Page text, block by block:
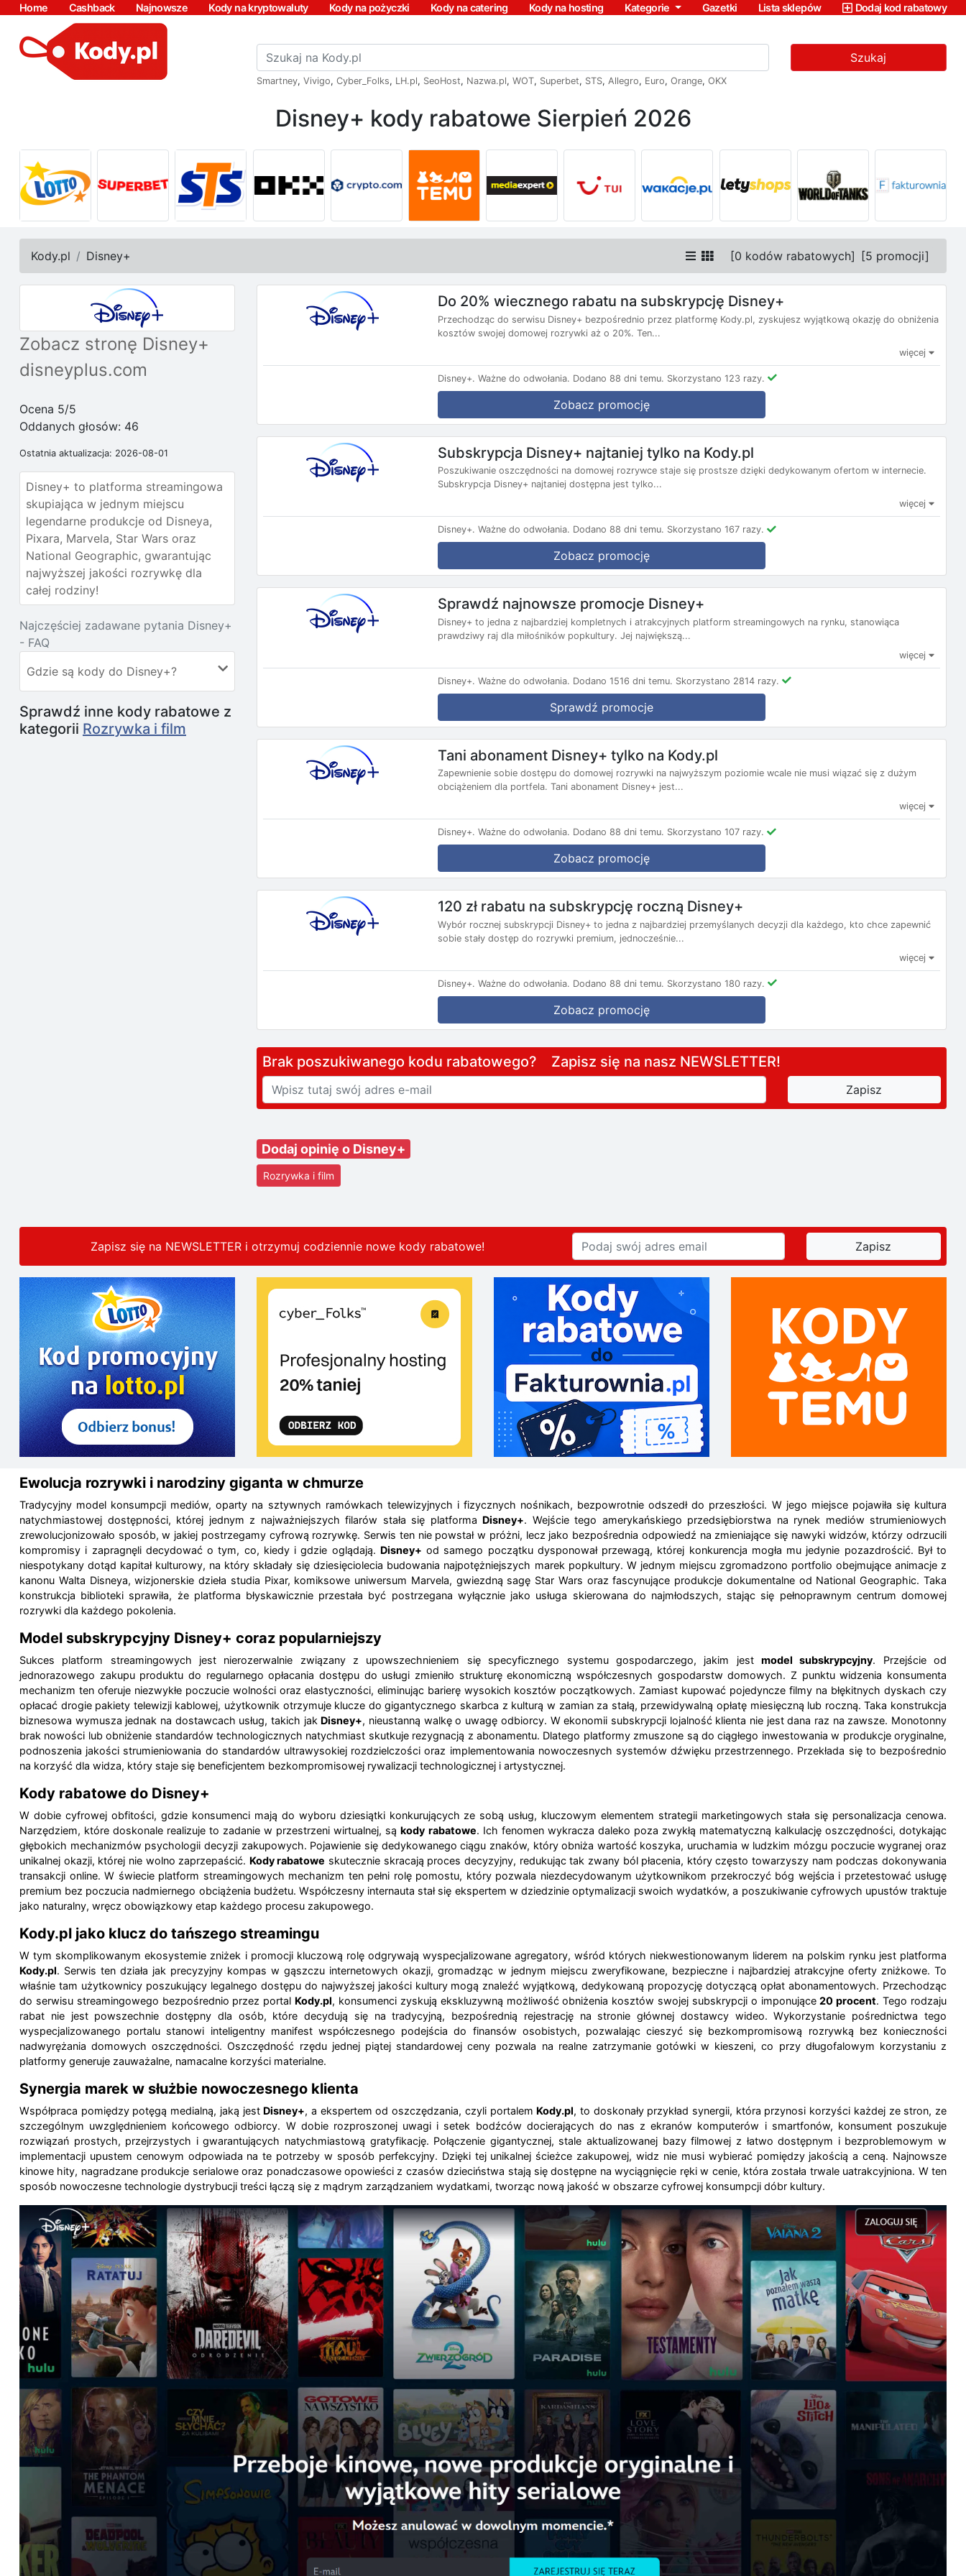
Home Cashback Najnowsze Kody na kryptowaluty Kody na pożyczki Kody na catering Kody na hosting Kategorie Gazetki Lista sklepów Dodaj kod rabatowy
Szukaj
Smartney, Vivigo, Cyber_Folks, LH.pl, SeoHost, Nazwa.pl, WOT, Superbet, STS, Allegro, Euro, Orange, OKX
Disney+ kody rabatowe Sierpień 2026
Kody.pl Disney+ [0 kodów rabatowych] [5 promocji]
Zobacz stronę Disney+
disneyplus.com
Ocena 5/5
Oddanych głosów: 46
Ostatnia aktualizacja: 2026-08-01
Disney+ to platforma streamingowa
skupiająca w jednym miejscu
legendarne produkcje od Disneya,
Pixara, Marvela, Star Wars oraz
National Geographic, gwarantując
najwyższej jakości rozrywkę dla
całej rodziny!
Najczęściej zadawane pytania Disney+
- FAQ
Gdzie są kody do Disney+?
Sprawdź inne kody rabatowe z
kategorii Rozrywka i film
Do 20% wiecznego rabatu na subskrypcję Disney+
Przechodząc do serwisu Disney+ bezpośrednio przez platformę Kody.pl, zyskujesz wyjątkową okazję do obniżenia
kosztów swojej domowej rozrywki aż o 20%. Ten...
więcej
Disney+. Ważne do odwołania. Dodano 88 dni temu. Skorzystano 123 razy.
Zobacz promocję
Subskrypcja Disney+ najtaniej tylko na Kody.pl
Poszukiwanie oszczędności na domowej rozrywce staje się prostsze dzięki dedykowanym ofertom w internecie.
Subskrypcja Disney+ najtaniej dostępna jest tylko...
więcej
Disney+. Ważne do odwołania. Dodano 88 dni temu. Skorzystano 167 razy.
Zobacz promocję
Sprawdź najnowsze promocje Disney+
Disney+ to jedna z najbardziej kompletnych i atrakcyjnych platform streamingowych na rynku, stanowiąca
prawdziwy raj dla miłośników popkultury. Jej największą...
więcej
Disney+. Ważne do odwołania. Dodano 1516 dni temu. Skorzystano 2814 razy.
Sprawdź promocje
Tani abonament Disney+ tylko na Kody.pl
Zapewnienie sobie dostępu do domowej rozrywki na najwyższym poziomie wcale nie musi wiązać się z dużym
obciążeniem dla portfela. Tani abonament Disney+ jest...
więcej
Disney+. Ważne do odwołania. Dodano 88 dni temu. Skorzystano 107 razy.
Zobacz promocję
120 zł rabatu na subskrypcję roczną Disney+
Wybór rocznej subskrypcji Disney+ to jedna z najbardziej przemyślanych decyzji dla każdego, kto chce zapewnić
sobie stały dostęp do rozrywki premium, jednocześnie...
więcej
Disney+. Ważne do odwołania. Dodano 88 dni temu. Skorzystano 180 razy.
Zobacz promocję
Brak poszukiwanego kodu rabatowego? Zapisz się na nasz NEWSLETTER!
Dodaj opinię o Disney+
Rozrywka i film
Zapisz się na NEWSLETTER i otrzymuj codziennie nowe kody rabatowe!
Ewolucja rozrywki i narodziny giganta w chmurze
Tradycyjny model konsumpcji mediów, oparty na sztywnych ramówkach telewizyjnych i fizycznych nośnikach, bezpowrotnie odszedł do przeszłości. W jego miejsce pojawiła się kultura
natychmiastowej dostępności, której jednym z najważniejszych filarów stała się platforma Disney+. Wejście tego amerykańskiego przedsiębiorstwa na rynek mediów strumieniowych
zrewolucjonizowało sposób, w jakiej postrzegamy cyfrową rozrywkę. Serwis ten nie powstał w próżni, lecz jako bezpośrednia odpowiedź na zmieniające się nawyki widzów, którzy odrzucili
kompromisy i zapragnęli decydować o tym, co, kiedy i gdzie oglądają. Disney+ od samego początku dysponował przewagą, której konkurencja mogła mu jedynie pozazdrościć. Był to
niespotykany dotąd kapitał kulturowy, na który składały się dziesięciolecia budowania najpotężniejszych marek popkultury. W jednym miejscu zgromadzono portfolio obejmujące animacje z
kanonu Walta Disneya, wizjonerskie dzieła studia Pixar, komiksowe uniwersum Marvela, gwiezdną sagę Star Wars oraz fascynujące produkcje dokumentalne od National Geographic. Taka
konstrukcja biblioteki sprawiła, że platforma błyskawicznie przestała być postrzegana wyłącznie jako usługa skierowana do najmłodszych, stając się pełnoprawnym centrum domowej
rozrywki dla każdego pokolenia.
Model subskrypcyjny Disney+ coraz popularniejszy
Sukces platform streamingowych jest nierozerwalnie związany z upowszechnieniem się specyficznego systemu gospodarczego, jakim jest model subskrypcyjny. Przejście od
jednorazowego zakupu produktu do regularnego opłacania dostępu do usługi zmieniło strukturę ekonomiczną współczesnych gospodarstw domowych. Z punktu widzenia konsumenta
mechanizm ten oferuje niezwykłe poczucie wolności oraz elastyczności, eliminując barierę wysokich kosztów początkowych. Zamiast kupować pojedyncze filmy na błękitnych dyskach czy
opłacać drogie pakiety telewizji kablowej, użytkownik otrzymuje klucze do gigantycznego skarbca z kulturą w zamian za stałą, przewidywalną opłatę miesięczną lub roczną. Taka konstrukcja
biznesowa wymusza jednak na dostawcach usług, takich jak Disney+, nieustanną walkę o uwagę odbiorcy. W ekonomii subskrypcji lojalność klienta nie jest dana raz na zawsze. Monotonny
brak nowości lub obniżenie standardów technologicznych natychmiast skutkuje rezygnacją z abonamentu. Dlatego platformy zmuszone są do ciągłego inwestowania w produkcje oryginalne,
podnoszenia jakości strumieniowania do standardów ultrawysokiej rozdzielczości oraz implementowania nowoczesnych systemów dźwięku przestrzennego. Przekłada się to bezpośrednio
na korzyść dla widza, który staje się beneficjentem bezkompromisowej rywalizacji technologicznej i artystycznej.
Kody rabatowe do Disney+
W dobie cyfrowej obfitości, gdzie konsumenci mają do wyboru dziesiątki konkurujących ze sobą usług, kluczowym elementem strategii marketingowych stała się personalizacja cenowa.
Narzędziem, które doskonale realizuje to zadanie w przestrzeni wirtualnej, sąkody rabatowe. Ich fenomen wykracza daleko poza zwykłą matematyczną kalkulację oszczędności, dotykając
głębokich mechanizmów psychologii decyzji zakupowych. Pojawienie się dedykowanego ciągu znaków, który obniża wartość koszyka, uruchamia w ludzkim mózgu poczucie wygranej oraz
unikalnej okazji, której nie wolno zaprzepaścić. Kody rabatowe skutecznie skracają proces decyzyjny, redukując tak zwany ból płacenia, który często towarzyszy nam podczas dokonywania
transakcji online. W świecie platform streamingowych mechanizm ten pełni rolę pomostu, który pozwala niezdecydowanym użytkownikom przekroczyć bóg wejścia i przetestować usługę
premium bez poczucia nadmiernego obciążenia budżetu. Współczesny internauta stał się ekspertem w dziedzinie optymalizacji swoich wydatków, a poszukiwanie cyfrowych upustów traktuje
jako naturalny, wręcz obowiązkowy etap każdego procesu zakupowego.
Kody.pl jako klucz do tańszego streamingu
W tym skomplikowanym ekosystemie zniżek i promocji kluczową rolę odgrywają wyspecjalizowane agregatory, wśród których niekwestionowanym liderem na polskim rynku jest platforma
Kody.pl. Serwis ten działa jak precyzyjny kompas w gąszczu internetowych okazji, gromadząc w jednym miejscu zweryfikowane, bezpieczne i najbardziej atrakcyjne oferty zniżkowe. To
właśnie tam użytkownicy poszukujący legalnego dostępu do najwyższej jakości kultury mogą znaleźć wyjątkową, dedykowaną propozycję dotyczącą opłat abonamentowych. Przechodząc
do serwisu streamingowego bezpośrednio przez portal Kody.pl, konsumenci zyskują ekskluzywną możliwość obniżenia kosztów swojej subskrypcji o imponujące20 procent. Tego rodzaju
rabat nie jest powszechnie dostępny dla osób, które decydują się na tradycyjną, bezpośrednią rejestrację na stronie głównej dostawcy wideo. Wykorzystanie pośrednictwa tego
wyspecjalizowanego portalu stanowi inteligentny manifest współczesnego podejścia do finansów osobistych, pozwalając cieszyć się bezkompromisową rozrywką bez konieczności
nadwyrężania domowych oszczędności. Oszczędność rzędu jednej piątej standardowej ceny pozwala na realne zatrzymanie gotówki w kieszeni, co przy długofalowym korzystaniu z
platformy generuje zauważalne, namacalne korzyści materialne.
Synergia marek w służbie nowoczesnego klienta
Współpraca pomiędzy potęgą medialną, jaką jest Disney+, a ekspertem od oszczędzania, czyli portalem Kody.pl, to doskonały przykład synergii, która przynosi korzyści każdej ze stron, ze
szczególnym uwzględnieniem końcowego odbiorcy. W dobie rozproszonej uwagi i setek bodźców docierających do nas z ekranów komputerów i smartfonów, konsument poszukuje
rozwiązań prostych, przejrzystych i gwarantujących natychmiastową gratyfikację. Połączenie gigantycznej, stale aktualizowanej bazy filmowej z łatwo dostępnym i bezproblemowym w
implementacji upustem cenowym odpowiada na te potrzeby w sposób perfekcyjny. Dzięki tej unikalnej ścieżce zakupowej, widz nie musi wybierać pomiędzy jakością a ceną. Najnowsze
kinowe hity, nagradzane produkcje serialowe oraz ponadczasowe opowieści z czasów dzieciństwa stają się dostępne na wyciągnięcie ręki w cenie, która została trwale uatrakcyjniona. W ten
sposób nowoczesne technologie dystrybucji treści łączą się z mądrym zarządzaniem wydatkami, tworząc nową jakość w obszarze cyfrowej konsumpcji dóbr kultury.